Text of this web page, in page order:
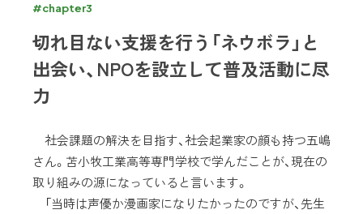
#chapter3
切れ目ない支援を行う「ネウボラ」と
出会い、NPOを設立して普及活動に尽
力
社会課題の解決を目指す、社会起業家の顔も持つ五嶋
さん。苫小牧工業高等専門学校で学んだことが、現在の
取り組みの源になっていると言います。
「当時は声優か漫画家になりたかったのですが、先生